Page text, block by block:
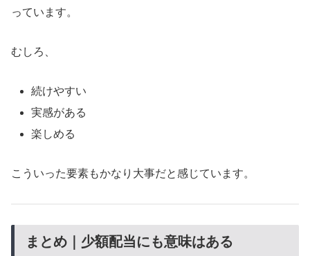
っています。
むしろ、
続けやすい
実感がある
楽しめる
こういった要素もかなり大事だと感じています。
まとめ｜少額配当にも意味はある